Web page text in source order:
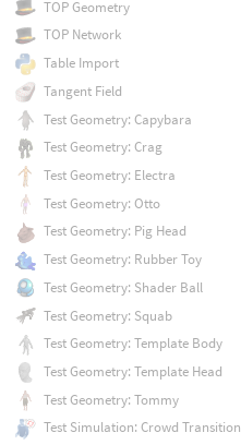
TOP Geometry
TOP Network
Table Import
Tangent Field
Test Geometry: Capybara
Test Geometry: Crag
Test Geometry: Electra
Test Geometry: Otto
Test Geometry: Pig Head
Test Geometry: Rubber Toy
Test Geometry: Shader Ball
Test Geometry: Squab
Test Geometry: Template Body
Test Geometry: Template Head
Test Geometry: Tommy
Test Simulation: Crowd Transition